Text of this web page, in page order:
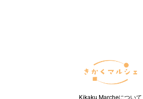
Kikaku Marcheについて